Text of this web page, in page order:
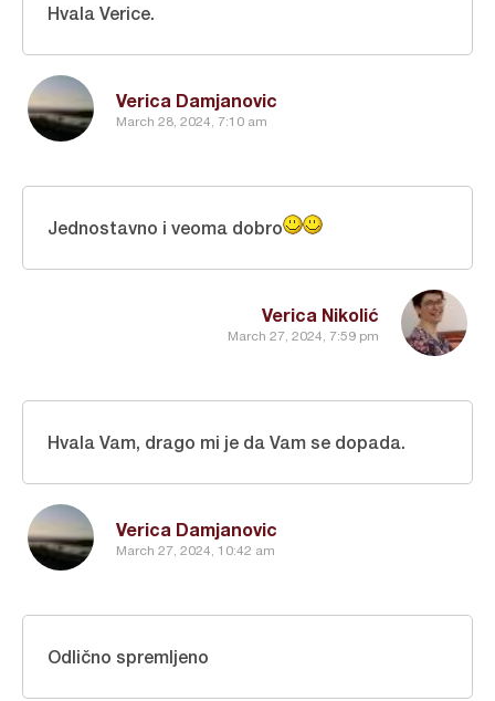
Verica Damjanovic
March 28, 2024, 7:10 am
Hvala Verice.
Verica Nikolić
March 27, 2024, 7:59 pm
Jednostavno i veoma dobro
Verica Damjanovic
March 27, 2024, 10:42 am
Hvala Vam, drago mi je da Vam se dopada.
Odlično spremljeno